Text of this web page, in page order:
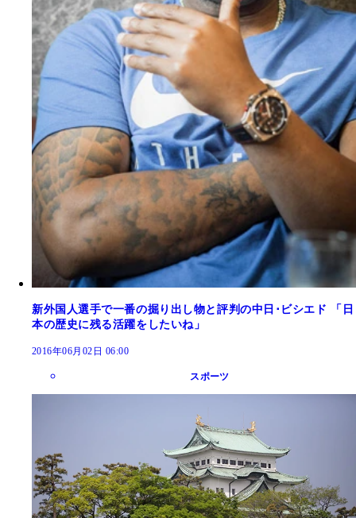
新外国人選手で一番の掘り出し物と評判の中日･ビシエド 「日
本の歴史に残る活躍をしたいね」
2016年06月02日 06:00
スポーツ